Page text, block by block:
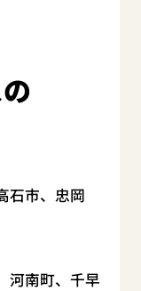
石市、忠岡
河南町、千早